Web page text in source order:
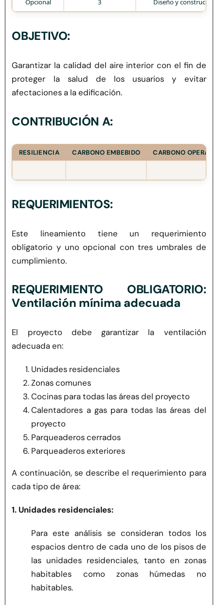
Herramientas
Credenciales
Usuario de Vivienda
Opcional 3 Diseño y construcción
OBJETIVO:
Garantizar la calidad del aire interior con el fin de
proteger la salud de los usuarios y evitar
afectaciones a la edificación.
CONTRIBUCIÓN A:
RESILIENCIA CARBONO EMBEBIDO CARBONO
REQUERIMIENTOS:
Este lineamiento tiene un requerimiento
obligatorio y uno opcional con tres umbrales de
cumplimiento.
REQUERIMIENTO OBLIGATORIO:
Ventilación mínima adecuada
El proyecto debe garantizar la ventilación
adecuada en:
Unidades residenciales
Zonas comunes
Cocinas para todas las áreas del proyecto
Calentadores a gas para todas las áreas del
proyecto
Parqueaderos cerrados
Parqueaderos exteriores
A continuación, se describe el requerimiento para
cada tipo de área:
1. Unidades residenciales:
Para este análisis se consideran todos los
espacios dentro de cada uno de los pisos de
las unidades residenciales, tanto en zonas
habitables como zonas húmedas no
habitables.